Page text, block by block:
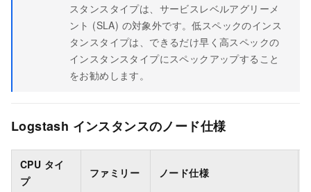
スタンスタイプは、サービスレベルアグリーメ
ント (SLA) の対象外です。低スペックのインス
タンスタイプは、できるだけ早く高スペックの
インスタンスタイプにスペックアップすること
をお勧めします。
Logstash インスタンスのノード仕様
CPU タイ
プ
ファミリー ノード仕様